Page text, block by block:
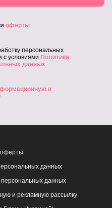
оферты
персональных
с условиями Политики
данных
и
оферты
данных
персональных данных
и рекламную рассылку